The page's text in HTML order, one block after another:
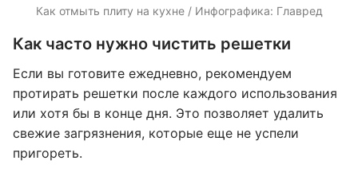
Как отмыть плиту на кухне / Инфографика: Главред
Как часто нужно чистить решетки
Если вы готовите ежедневно, рекомендуем
протирать решетки после каждого использования
или хотя бы в конце дня. Это позволяет удалить
свежие загрязнения, которые еще не успели
пригореть.